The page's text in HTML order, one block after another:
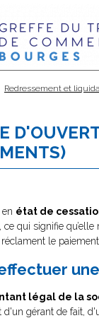
Redressement et
état de
, ce qui signifie
le
légal de la
gérant de fait,